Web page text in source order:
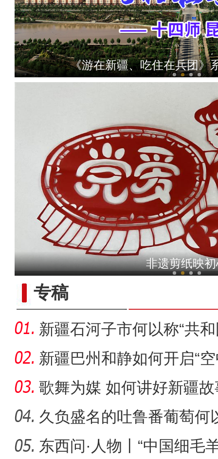
《游在新疆、吃住在兵团》
《游在新疆、吃住在兵团》
体验马术成为新疆兵团民众
非遗剪纸映
专稿
新疆石河子市何以称“共
新疆巴州和静如何开启“
歌舞为媒 如何讲好新疆
久负盛名的吐鲁番葡萄何
东西问·人物丨“中国细毛